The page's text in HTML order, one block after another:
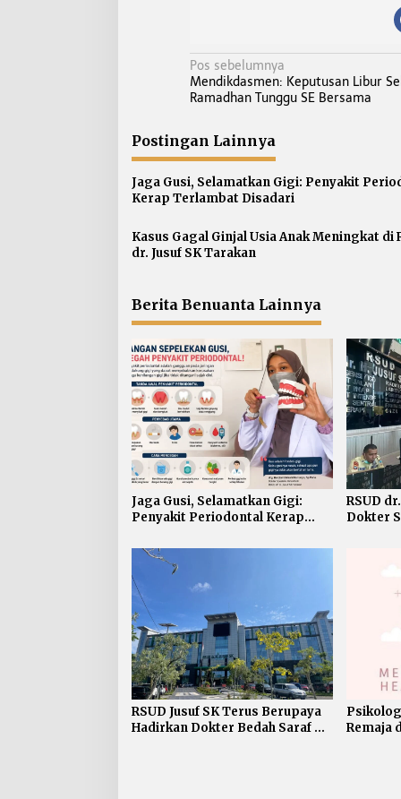
N
a
i
g
a
s
p
o
Pos sebelumnya
Mendikdasmen: Keputusan Libur
Ramadhan Tunggu SE Bersama
Postingan Lainnya
Jaga Gusi, Selamatkan Gigi: Penyakit
Kerap Terlambat Disadari
Kasus Gagal Ginjal Usia Anak Meningkat di
dr. Jusuf SK Tarakan
Berita Benuanta Lainnya
Jaga Gusi, Selamatkan Gigi:
Penyakit Periodontal Kerap
RSUD
Dokter
RSUD Jusuf SK Terus Berupaya
Hadirkan Dokter Bedah Saraf di
Remaja